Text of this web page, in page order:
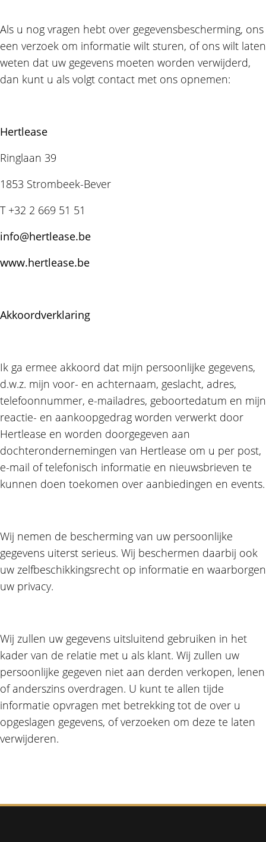
Als u nog vragen hebt over gegevensbescherming, ons
een verzoek om informatie wilt sturen, of ons wilt laten
weten dat uw gegevens moeten worden verwijderd,
dan kunt u als volgt contact met ons opnemen:
Hertlease
Ringlaan 39
1853 Strombeek-Bever
T +32 2 669 51 51
info@hertlease.be
www.hertlease.be
Akkoordverklaring
Ik ga ermee akkoord dat mijn persoonlijke gegevens,
d.w.z. mijn voor- en achternaam, geslacht, adres,
telefoonnummer, e-mailadres, geboortedatum en mijn
reactie- en aankoopgedrag worden verwerkt door
Hertlease en worden doorgegeven aan
dochterondernemingen van Hertlease om u per post,
e-mail of telefonisch informatie en nieuwsbrieven te
kunnen doen toekomen over aanbiedingen en events.
Wij nemen de bescherming van uw persoonlijke
gegevens uiterst serieus. Wij beschermen daarbij ook
uw zelfbeschikkingsrecht op informatie en waarborgen
uw privacy.
Wij zullen uw gegevens uitsluitend gebruiken in het
kader van de relatie met u als klant. Wij zullen uw
persoonlijke gegeven niet aan derden verkopen, lenen
of anderszins overdragen. U kunt te allen tijde
informatie opvragen met betrekking tot de over u
opgeslagen gegevens, of verzoeken om deze te laten
verwijderen.